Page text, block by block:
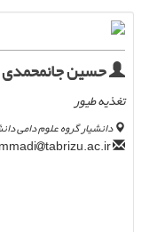
حسین جانمحمدی
تغذیه طیور
دانشیار گروه علوم دامی
tabrizu.ac.ir